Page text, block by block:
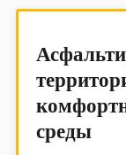
среды